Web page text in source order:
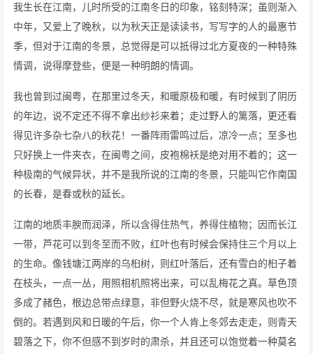
我生长在江南，儿时所受的江南冬日的印象，铭刻特深；虽则渐入
中年，又爱上了晚秋，以为秋天正是读读书，写写字的人的最惠节
季，但对于江南的冬景，总觉得是可以抵得过北方夏夜的一种特殊
情调，说得摩登些，便是一种明朗的情调。
我也曾到过闽粤，在那里过冬天，和暖原极和暖，有时候到了阴历
的年边，说不定还不得不拿出纱衫来着；走过野人的篱落，更还看
得见许多杂七杂八的秋花！一番阵雨雷鸣过后，凉冷一点；至多也
只好换上一件夹衣，在闽粤之间，皮袍棉袄是绝对用不着的；这一
种极南的气候异状，并不是我所说的江南的冬景，只能叫它作南国
的长春，是春或秋的延长。
江南的地质丰腴而润泽，所以含得住热气，养得住植物；因而长江
一带，芦花可以到冬至而不败，红叶也有时候会保持住三个月以上
的生命。像钱塘江两岸的乌桕树，则红叶落后，还有雪白的桕子着
在枝头，一点一丛，用照相机照将出来，可以乱梅花之真。草色顶
多成了赭色，根边总带点绿意，非但野火烧不尽，就是寒风也吹不
倒的。若遇到风和日暖的午后，你一个人肯上冬郊去走走，则青天
碧落之下，你不但感不到岁时的肃杀，并且还可以饱觉着一种莫名